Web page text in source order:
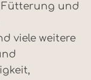
Fütterung und
viele weitere